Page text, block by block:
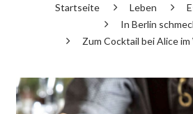
Pfadnavigation
Startseite Leben
In Berlin
Zum Cocktail bei Alice